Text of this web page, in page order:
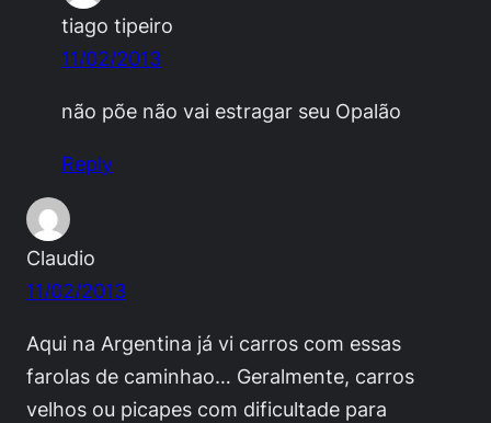
tiago tipeiro
11/02/2013
não põe não vai estragar seu Opalão
Reply
Claudio
11/02/2013
Aqui na Argentina já vi carros com essas
farolas de caminhao… Geralmente, carros
velhos ou picapes com dificultade para